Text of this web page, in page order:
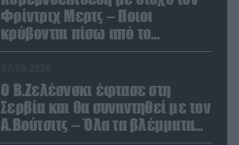
Φρίντριχ Μερτς – Ποιοι
κρύβονται πίσω από το
παραποιημένο βίντεο
Ο Β.Ζελέσνσκι έφτασε στη
Σερβία και θα συναντηθεί με τον
Α.Βούτσιτς – Όλα τα βλέμματα